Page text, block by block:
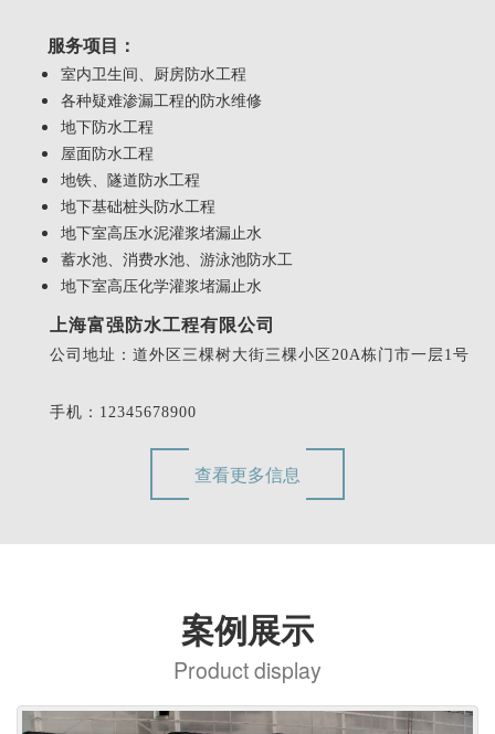
服务项目：
室内卫生间、厨房防水工程
各种疑难渗漏工程的防水维修
地下防水工程
屋面防水工程
地铁、隧道防水工程
地下基础桩头防水工程
地下室高压水泥灌浆堵漏止水
蓄水池、消费水池、游泳池防水工
地下室高压化学灌浆堵漏止水
上海富强防水工程有限公司
公司地址：道外区三棵树大街三棵小区20A栋门市一层1号
手机：12345678900
查看更多信息
案例展示
Product display